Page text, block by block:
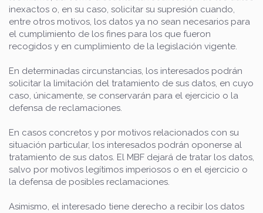
inexactos o, en su caso, solicitar su supresión cuando,
entre otros motivos, los datos ya no sean necesarios para
el cumplimiento de los fines para los que fueron
recogidos y en cumplimiento de la legislación vigente.
En determinadas circunstancias, los interesados podrán
solicitar la limitación del tratamiento de sus datos, en cuyo
caso, únicamente, se conservarán para el ejercicio o la
defensa de reclamaciones.
En casos concretos y por motivos relacionados con su
situación particular, los interesados podrán oponerse al
tratamiento de sus datos. El MBF dejará de tratar los datos,
salvo por motivos legítimos imperiosos o en el ejercicio o
la defensa de posibles reclamaciones.
Asimismo, el interesado tiene derecho a recibir los datos